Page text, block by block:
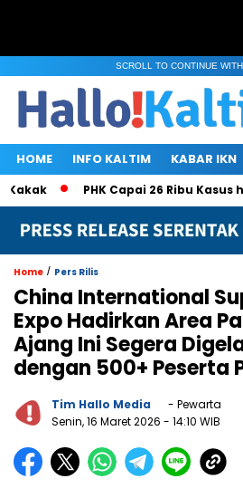
SCROLL TO CONTINUE
HOME INFO KALTIM KABAR IKN
PHK Capai 26 Ribu Kasus
Home / Pers Rilis
China International
Expo Hadirkan Area
Ajang Ini Segera
dengan 500+ Peserta
Tim Hallo Media
- Pewarta
Senin, 16 Maret 2026 - 14:10 WIB